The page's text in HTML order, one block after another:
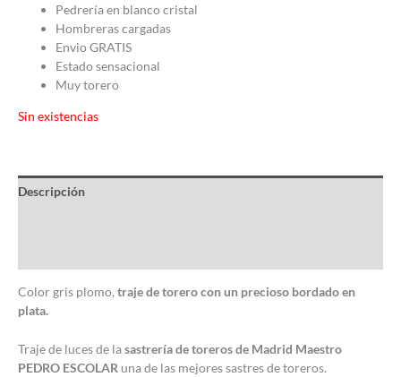
Pedrería en blanco cristal
Hombreras cargadas
Envio GRATIS
Estado sensacional
Muy torero
Sin existencias
Descripción
Color gris plomo, traje de torero con un precioso bordado en
plata.
Traje de luces de lasastrería de toreros de Madrid Maestro
PEDRO ESCOLAR una de las mejores sastres de toreros.